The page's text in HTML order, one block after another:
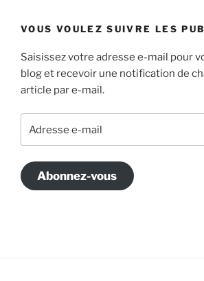
VOUS VOULEZ SUIVRE LES
Saisissez votre adresse e-mail pour
blog et recevoir une notification de
article par e-mail.
e-
Abonnez-vous